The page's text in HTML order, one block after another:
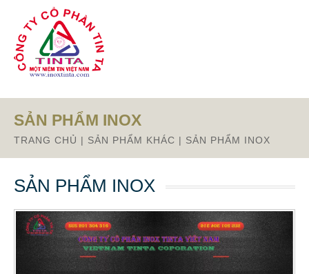
Từ mục này trở xuống là mã nguồn Zalo
SẢN PHẨM INOX
TRANG CHỦ | SẢN PHẨM KHÁC | SẢN PHẨM INOX
SẢN PHẨM INOX